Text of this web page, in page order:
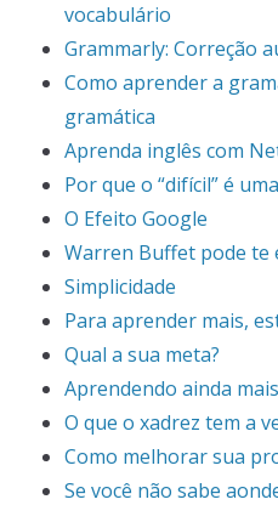
vocabulário
Grammarly: Correção
Como aprender a
gramática
Aprenda inglês com
Por que o “difícil” é
O Efeito Google
Warren Buffet pode te
Simplicidade
Para aprender mais,
Qual a sua meta?
Aprendendo ainda
O que o xadrez tem a
Como melhorar sua
Se você não sabe